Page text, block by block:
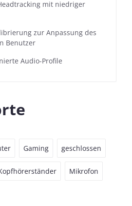
mit niedriger
zur Anpassung des
Benutzer
Audio-Profile
Gaming geschlossen
Mikrofon